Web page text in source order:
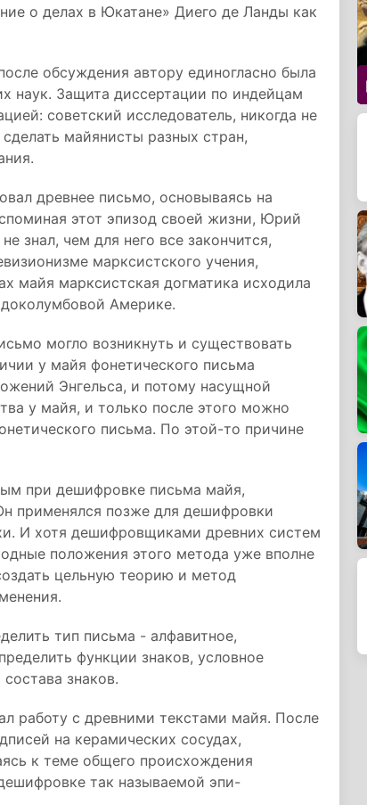
о делах в Юкатане» Диего де Ланды как
обсуждения автору единогласно была
наук. Защита диссертации по индейцам
советский исследователь, никогда не
майянисты разных стран,
древнее письмо, основываясь на
этот эпизод своей жизни, Юрий
знал, чем для него все закончится,
марксистского учения,
майя марксистская догматика исходила
доколумбовой Америке.
могло возникнуть и существовать
у майя фонетического письма
Энгельса, и потому насущной
у майя, и только после этого можно
письма. По этой-то причине
при дешифровке письма майя,
применялся позже для дешифровки
И хотя дешифровщиками древних систем
положения этого метода уже вполне
цельную теорию и метод
тип письма - алфавитное,
функции знаков, условное
знаков.
работу с древними текстами майя. После
на керамических сосудах,
к теме общего происхождения
так называемой эпи-